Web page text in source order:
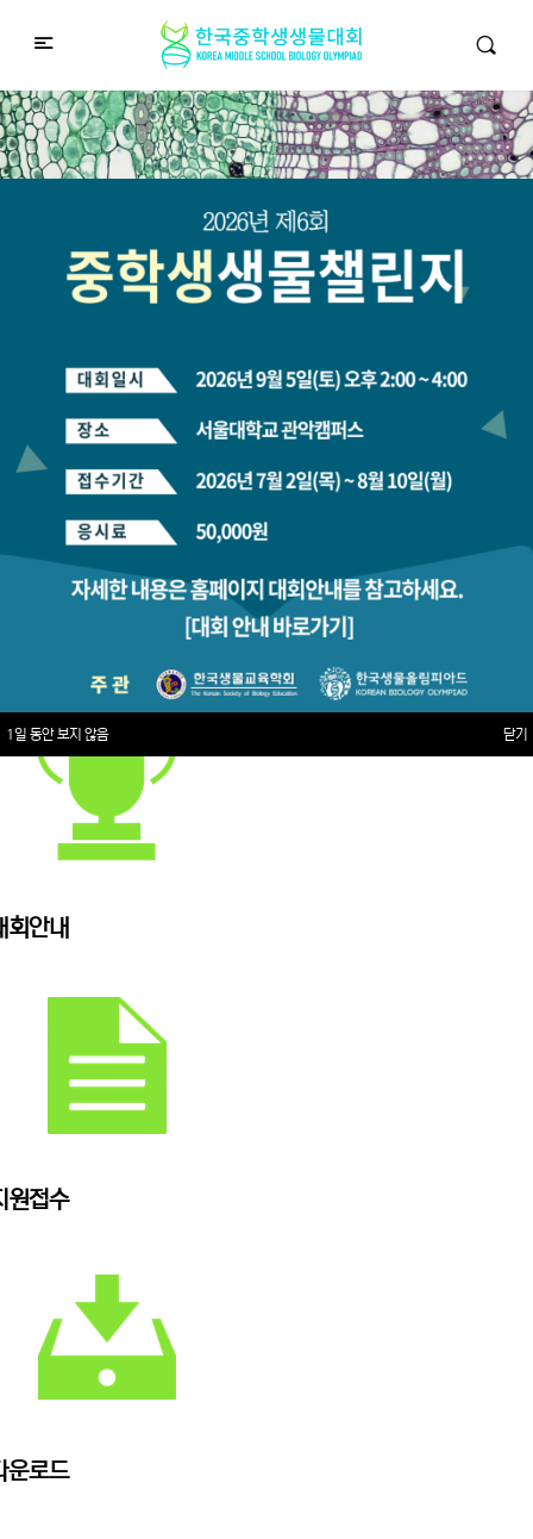
중학생생물챌린지
Middle School Korea Biology Olympiad
2026 대회 접수 안내
회안내
원접수
운로드
1일 동안 보지 않음 닫기